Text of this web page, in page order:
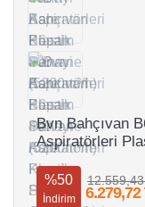
Bvn Bahçıvan
Aspiratörleri
%50
İndirim 6.279,72